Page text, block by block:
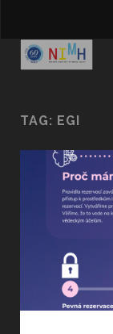
TAG: EGI